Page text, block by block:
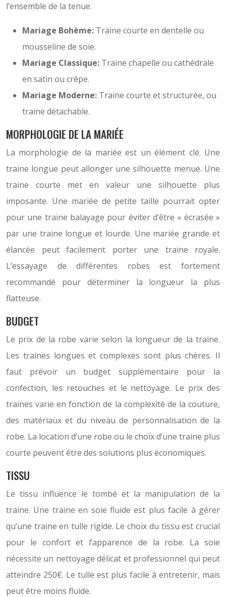
l’ensemble de la tenue.
Mariage Bohème: Traine courte en dentelle ou
mousseline de soie.
Mariage Classique: Traine chapelle ou cathédrale
en satin ou crêpe.
Mariage Moderne: Traine courte et structurée, ou
traine détachable.
MORPHOLOGIE DE LA MARIÉE
La morphologie de la mariée est un élément clé. Une
traine longue peut allonger une silhouette menue. Une
traine courte met en valeur une silhouette plus
imposante. Une mariée de petite taille pourrait opter
pour une traine balayage pour éviter d’être « écrasée »
par une traine longue et lourde. Une mariée grande et
élancée peut facilement porter une traine royale.
L’essayage de différentes robes est fortement
recommandé pour déterminer la longueur la plus
flatteuse.
BUDGET
Le prix de la robe varie selon la longueur de la traine.
Les traines longues et complexes sont plus chères. Il
faut prévoir un budget supplémentaire pour la
confection, les retouches et le nettoyage. Le prix des
traines varie en fonction de la complexité de la couture,
des matériaux et du niveau de personnalisation de la
robe. La location d’une robe ou le choix d’une traine plus
courte peuvent être des solutions plus économiques.
TISSU
Le tissu influence le tombé et la manipulation de la
traine. Une traine en soie fluide est plus facile à gérer
qu’une traine en tulle rigide. Le choix du tissu est crucial
pour le confort et l’apparence de la robe. La soie
nécessite un nettoyage délicat et professionnel qui peut
atteindre 250€. Le tulle est plus facile à entretenir, mais
peut être moins fluide.